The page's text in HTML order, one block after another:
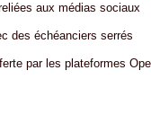
aux médias sociaux
des échéanciers serrés
par les plateformes